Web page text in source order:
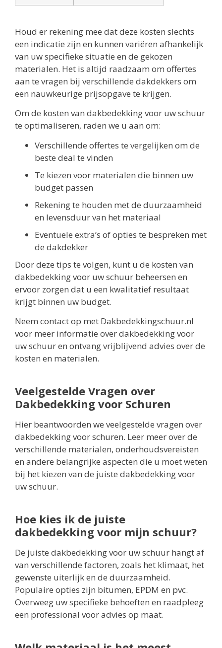
Houd er rekening mee dat deze kosten slechts
een indicatie zijn en kunnen variëren afhankelijk
van uw specifieke situatie en de gekozen
materialen. Het is altijd raadzaam om offertes
aan te vragen bij verschillende dakdekkers om
een nauwkeurige prijsopgave te krijgen.
Om de kosten van dakbedekking voor uw schuur
te optimaliseren, raden we u aan om:
Verschillende offertes te vergelijken om de
beste deal te vinden
Te kiezen voor materialen die binnen uw
budget passen
Rekening te houden met de duurzaamheid
en levensduur van het materiaal
Eventuele extra’s of opties te bespreken met
de dakdekker
Door deze tips te volgen, kunt u de kosten van
dakbedekking voor uw schuur beheersen en
ervoor zorgen dat u een kwalitatief resultaat
krijgt binnen uw budget.
Neem contact op met Dakbedekkingschuur.nl
voor meer informatie over dakbedekking voor
uw schuur en ontvang vrijblijvend advies over de
kosten en materialen.
Veelgestelde Vragen over
Dakbedekking voor Schuren
Hier beantwoorden we veelgestelde vragen over
dakbedekking voor schuren. Leer meer over de
verschillende materialen, onderhoudsvereisten
en andere belangrijke aspecten die u moet weten
bij het kiezen van de juiste dakbedekking voor
uw schuur.
Hoe kies ik de juiste
dakbedekking voor mijn schuur?
De juiste dakbedekking voor uw schuur hangt af
van verschillende factoren, zoals het klimaat, het
gewenste uiterlijk en de duurzaamheid.
Populaire opties zijn bitumen, EPDM en pvc.
Overweeg uw specifieke behoeften en raadpleeg
een professional voor advies op maat.